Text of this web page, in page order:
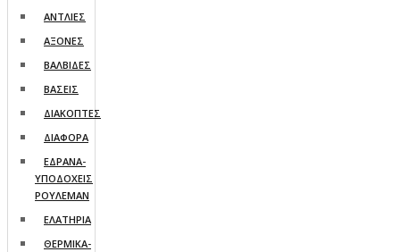
ΑΝΤΛΙΕΣ
ΑΞΟΝΕΣ
ΒΑΛΒΙΔΕΣ
ΒΑΣΕΙΣ
ΔΙΑΚΟΠΤΕΣ
ΔΙΑΦΟΡΑ
ΕΔΡΑΝΑ-
ΥΠΟΔΟΧΕΙΣ
ΡΟΥΛΕΜΑΝ
ΕΛΑΤΗΡΙΑ
ΘΕΡΜΙΚΑ-